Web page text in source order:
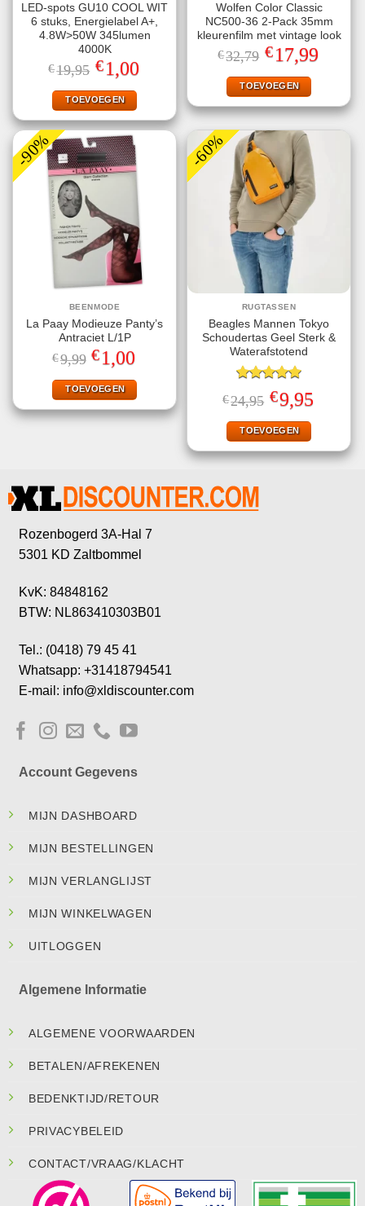
LED-spots GU10 COOL WIT
6 stuks, Energielabel A+,
4.8W>50W 345lumen
4000K
€19,95 Oorspronkelijke
prijs
was:
€19,95.
€1,00Huidige
prijs
TOEVOEGEN
Wolfen Color Classic
NC500-36 2-Pack 35mm
kleurenfilm met vintage look
€32,79 Oorspronkelijke
prijs
was:
€32,79.
€17,99Huidige
prijs
TOEVOEGEN
-90%
BEENMODE
La Paay Modieuze Panty’s
Antraciet L/1P
€9,99 Oorspronkelijke
prijs
was:
€9,99.
€1,00
is:
€1,00.
TOEVOEGEN
-60%
RUGTASSEN
Beagles Mannen Tokyo
Schoudertas Geel Sterk &
Waterafstotend
Gewaardeerd
5.00uit 5
€24,95 Oorspronkelijke
prijs
was:
€24,95.
€9,95prijs
TOEVOEGEN
Rozenbogerd 3A-Hal 7
5301 KD Zaltbommel
KvK: 84848162
BTW: NL863410303B01
Tel.: (0418) 79 45 41
Whatsapp: +31418794541
E-mail: info@xldiscounter.com
Account Gegevens
MIJN DASHBOARD
MIJN BESTELLINGEN
MIJN VERLANGLIJST
MIJN WINKELWAGEN
UITLOGGEN
Algemene Informatie
ALGEMENE VOORWAARDEN
BETALEN/AFREKENEN
BEDENKTIJD/RETOUR
PRIVACYBELEID
CONTACT/VRAAG/KLACHT